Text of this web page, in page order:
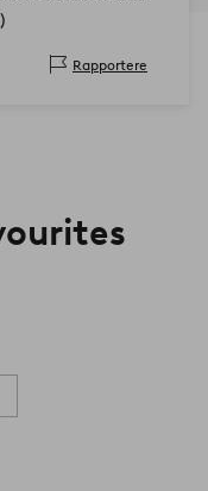
Rapportere